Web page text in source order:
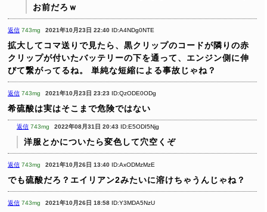
お前だろｗ
返信 743mg 2021年10月23日 22:40 ID:A4NDg0NTE
拡大してコマ送りで見たら、黒クリップのコードが隣りの赤
クリップが付いたバッテリーの下を通って、エンジン側に伸
びて繋がってるね。
単純な短縮による事故じゃね？
返信 743mg 2021年10月23日 23:23 ID:QzODE0ODg
希硫酸は実はそこまで危険ではない
返信 743mg 2022年08月31日 20:43 ID:E5ODI5Njg
洋服とかについたら変色して穴空くぞ
返信 743mg 2021年10月26日 13:40 ID:AxODMzMzE
でも硫酸だろ？エイリアン2みたいに溶けちゃうんじゃね？
返信 743mg 2021年10月26日 18:58 ID:Y3MDA5NzU